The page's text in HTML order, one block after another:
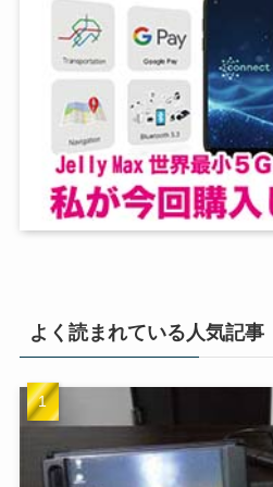
よく読まれている人気記事